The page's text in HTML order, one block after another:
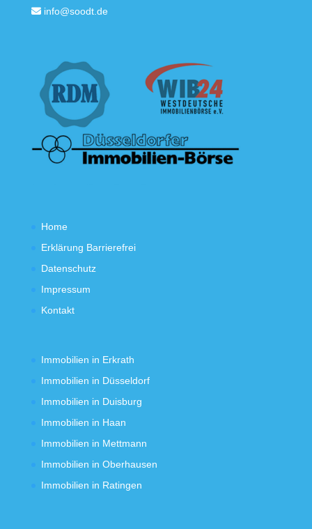
info@soodt.de
Home
Erklärung Barrierefrei
Datenschutz
Impressum
Kontakt
Immobilien in Erkrath
Immobilien in Düsseldorf
Immobilien in Duisburg
Immobilien in Haan
Immobilien in Mettmann
Immobilien in Oberhausen
Immobilien in Ratingen